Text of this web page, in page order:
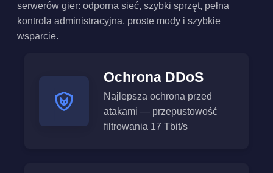
serwerów gier: odporna sieć, szybki sprzęt, pełna
kontrola administracyjna, proste mody i szybkie
wsparcie.
Ochrona DDoS
Najlepsza ochrona przed
atakami — przepustowość
filtrowania 17 Tbit/s